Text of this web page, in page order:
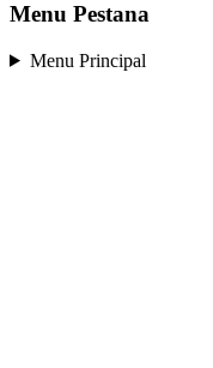
Menu Pestana
Menu Principal